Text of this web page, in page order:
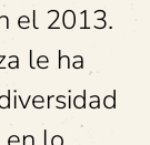
el 2013.
le ha